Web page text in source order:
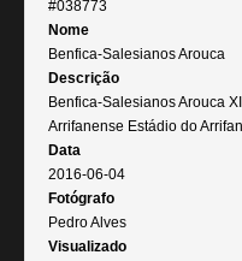
#038773
Nome
Benfica-Salesianos Arouca
Descrição
Benfica-Salesianos Arouca
Arrifanense Estádio do
Data
2016-06-04
Fotógrafo
Pedro Alves
Visualizado